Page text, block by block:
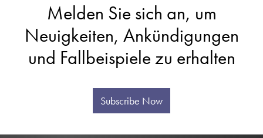
Melden Sie sich an, um
Neuigkeiten, Ankündigungen
und Fallbeispiele zu erhalten
Subscribe Now